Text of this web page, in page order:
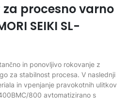
za procesno varno
SEIKI SL-
in ponovljivo rokovanje z
za stabilnost procesa. V naslednji
in vpenjanje pravokotnih ulitkov
800 avtomatizirano s